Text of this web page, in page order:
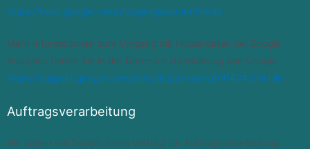
https://tools.google.com/dlpage/gaoptout?hl=de
Mehr Informationen zum Umgang mit Nutzerdaten bei Google
Analytics finden Sie in der Datenschutzerklärung von Google:
https://support.google.com/analytics/answer/6004245?hl=de
Auftragsverarbeitung
Wir haben mit Google einen Vertrag zur Auftragsverarbeitung